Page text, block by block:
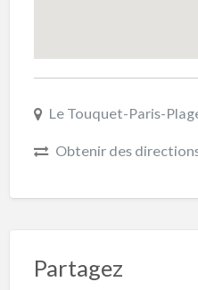
Le Touquet-Paris-
Obtenir des
Partagez